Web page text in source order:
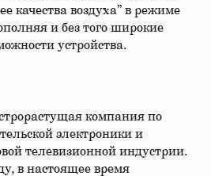
качества воздуха” в режиме
и без того широкие
устройства.
компания по
электроники и
телевизионной индустрии.
в настоящее время